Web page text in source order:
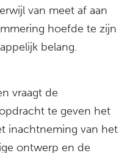
van meet af aan
hoefde te zijn
belang.
vraagt de
te geven het
inachtneming van het
ontwerp en de